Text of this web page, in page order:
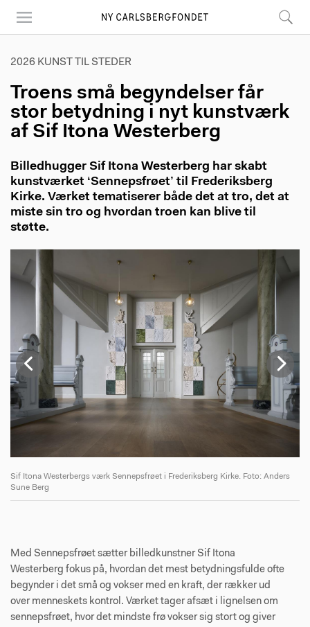
main
2026 KUNST TIL STEDER
Troens små begyndelser får
stor betydning i nyt kunstværk
af Sif Itona Westerberg
Billedhugger Sif Itona Westerberg har skabt
kunstværket ‘Sennepsfrøet’ til Frederiksberg
Kirke. Værket tematiserer både det at tro, det at
miste sin tro og hvordan troen kan blive til
støtte.
Sif Itona Westerbergs værk Sennepsfrøet i Frederiksberg Kirke. Foto: Anders
Sune Berg
Med Sennepsfrøet sætter billedkunstner Sif Itona
Westerberg fokus på, hvordan det mest betydningsfulde ofte
begynder i det små og vokser med en kraft, der rækker ud
over menneskets kontrol. Værket tager afsæt i lignelsen om
sennepsfrøet, hvor det mindste frø vokser sig stort og giver